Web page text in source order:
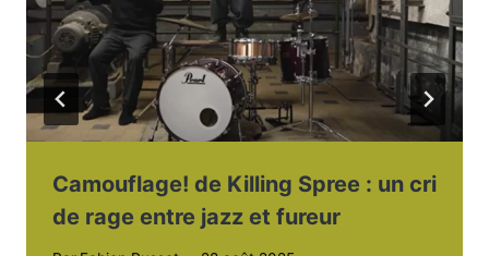
Camouflage! de Killing Spree : un cri
de rage entre jazz et fureur